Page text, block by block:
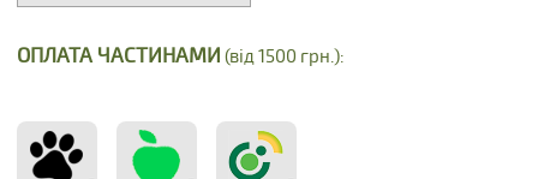
ОПЛАТА ЧАСТИНАМИ (від 1500 грн.):